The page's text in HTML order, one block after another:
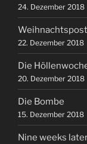
24. Dezember 2018
22. Dezember 2018
Die
20. Dezember 2018
Die Bombe
15. Dezember 2018
Nine weeks